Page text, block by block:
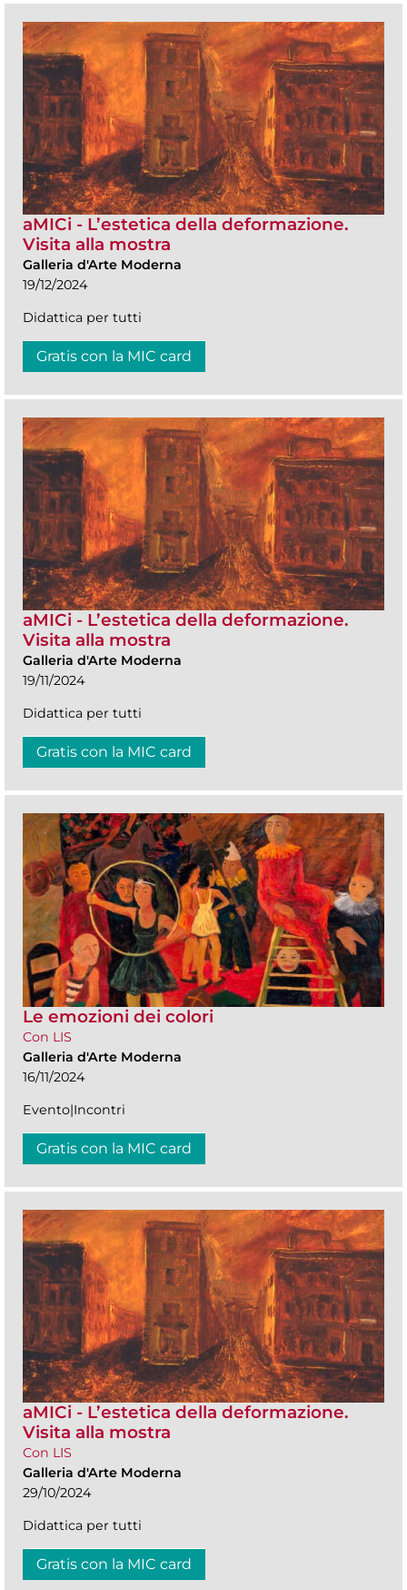
aMICi - L’estetica della deformazione.
Visita alla mostra
Galleria d'Arte Moderna
19/12/2024
Didattica per tutti
Gratis con la MIC card
aMICi - L’estetica della deformazione.
Visita alla mostra
Galleria d'Arte Moderna
19/11/2024
Didattica per tutti
Gratis con la MIC card
Le emozioni dei colori
Con LIS
Galleria d'Arte Moderna
16/11/2024
Evento|Incontri
Gratis con la MIC card
aMICi - L’estetica della deformazione.
Visita alla mostra
Con LIS
Galleria d'Arte Moderna
29/10/2024
Didattica per tutti
Gratis con la MIC card